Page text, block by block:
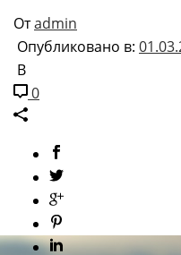
Отadmin
Опубликовано в:
В
0